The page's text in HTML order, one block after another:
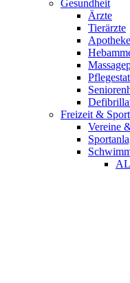
Gesundheit
Ärzte
Tierärzte
Freizeit & Sport
Vereine